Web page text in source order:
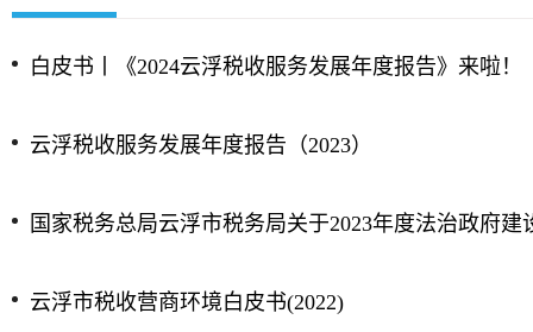
白皮书丨《2024云浮税收服务发展年度报告》来啦！
云浮税收服务发展年度报告（2023）
国家税务总局云浮市税务局关于2023年度法治政府建
云浮市税收营商环境白皮书(2022)